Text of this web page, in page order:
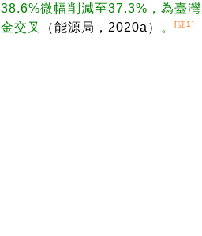
38.6%微幅削減至37.3%，為臺
金交叉
（能源局，2020a） 。[註1]